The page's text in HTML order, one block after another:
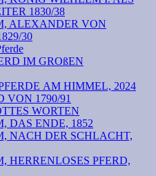
1830/38
ALEXANDER VON
30
IM GROßEN
AM HIMMEL, 2024
VON 1790/91
WORTEN
DAS ENDE, 1852
NACH DER SCHLACHT,
HERRENLOSES PFERD,